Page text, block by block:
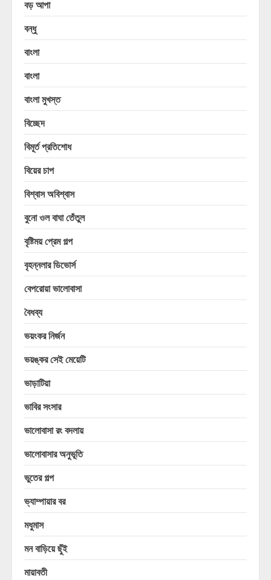
বড় আপা
বন্ধু
বাংলা
বাংলা
বাংলা মুখস্ত
বিচ্ছেদ
বিমূর্ত প্রতিশোধ
বিয়ের চাপ
বিশ্বাস অবিশ্বাস
বুনো ওল বাঘা তেঁতুল
বৃষ্টিময় প্রেম গল্প
বৃহন্নলার ডিভোর্স
বেপরোয়া ভালোবাসা
বৈধব্য
ভয়ংকর নির্জন
ভয়ঙ্কর সেই মেয়েটি
ভাড়াটিয়া
ভাবির সংসার
ভালোবাসা রং বদলায়
ভালোবাসার অনুভূতি
ভুতের গল্প
ভ্যাম্পায়ার বর
মধুমাস
মন বাড়িয়ে ছুঁই
মায়াবতী